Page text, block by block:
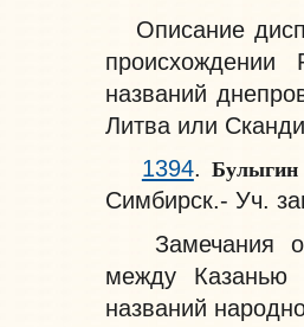
Описание
названий
Литва или
1394.
Симбирск.- Уч.
Замечания о
между
названий